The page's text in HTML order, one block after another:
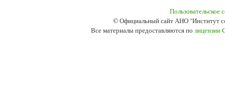
Пользовательское
© Официальный сайт АНО "Институт
Все материалы предоставляются по лицензии